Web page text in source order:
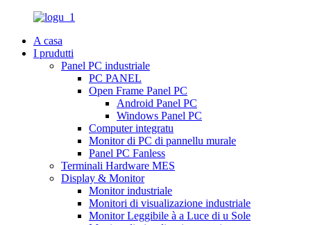
A casa
I prudutti
Panel PC industriale
PC PANEL
Open Frame Panel PC
Android Panel PC
Windows Panel PC
Computer integratu
Monitor di PC di pannellu murale
Panel PC Fanless
Terminali Hardware MES
Display & Monitor
Monitor industriale
Monitori di visualizazione industriale
Monitor Leggibile à a Luce di u Sole